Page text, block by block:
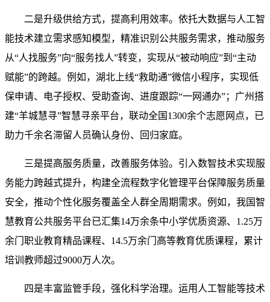
二是升级供给方式，提高利用效率。依托大数据与人工智
能技术建立需求感知模型，精准识别公共服务需求，推动服务
从“人找服务”向“服务找人”转变，实现从“被动响应”到“主动
赋能”的跨越。例如，湖北上线“救助通”微信小程序，实现低
保申请、电子授权、受助查询、进度跟踪“一网通办”；广州搭
建“羊城慧寻”智慧寻亲平台，联动全国1300余个志愿网点，已
助力千余名滞留人员确认身份、回归家庭。
三是提高服务质量，改善服务体验。引入数智技术实现服
务能力跨越式提升，构建全流程数字化管理平台保障服务质量
安全，推动个性化服务覆盖全人群全周期需求。例如，我国智
慧教育公共服务平台已汇集14万余条中小学优质资源、1.25万
余门职业教育精品课程、14.5万余门高等教育优质课程，累计
培训教师超过9000万人次。
四是丰富监管手段，强化科学治理。运用人工智能等技术